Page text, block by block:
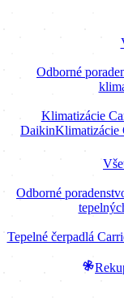
Odborné
Klimatizácie
DaikinKlimatizácie
Odborné
Tepelné čerpadlá